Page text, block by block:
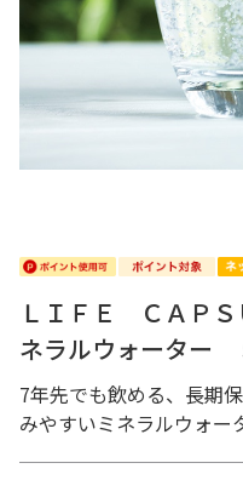
ＬＩＦＥ ＣＡＰ
ネラルウォーター
7年先でも飲める、長期
みやすいミネラルウォー